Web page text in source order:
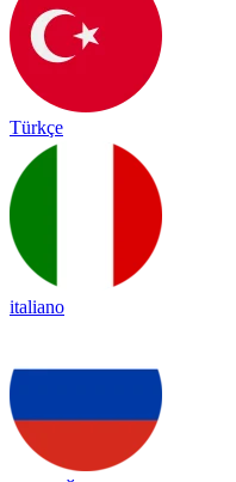
Türkçe
italiano